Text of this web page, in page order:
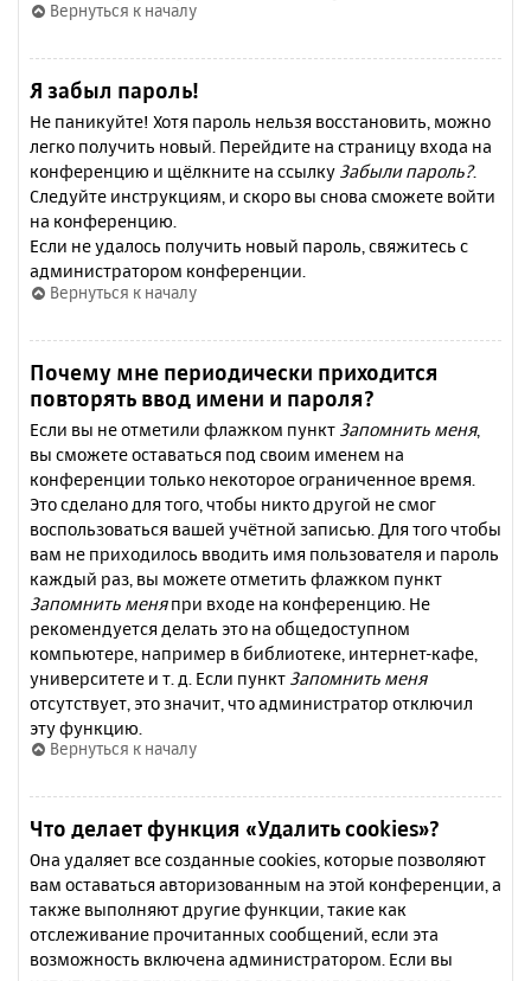
Вернуться к началу
Я забыл пароль!
Не паникуйте! Хотя пароль нельзя восстановить, можно
легко получить новый. Перейдите на страницу входа на
конференцию и щёлкните на ссылку Забыли пароль?.
Следуйте инструкциям, и скоро вы снова сможете войти
на конференцию.
Если не удалось получить новый пароль, свяжитесь с
администратором конференции.
Вернуться к началу
Почему мне периодически приходится
повторять ввод имени и пароля?
Если вы не отметили флажком пункт Запомнить меня,
вы сможете оставаться под своим именем на
конференции только некоторое ограниченное время.
Это сделано для того, чтобы никто другой не смог
воспользоваться вашей учётной записью. Для того чтобы
вам не приходилось вводить имя пользователя и пароль
каждый раз, вы можете отметить флажком пункт
Запомнить меняпри входе на конференцию. Не
рекомендуется делать это на общедоступном
компьютере, например в библиотеке, интернет-кафе,
университете и т. д. Если пункт Запомнить меня
отсутствует, это значит, что администратор отключил
эту функцию.
Вернуться к началу
Что делает функция «Удалить cookies»?
Она удаляет все созданные cookies, которые позволяют
вам оставаться авторизованным на этой конференции, а
также выполняют другие функции, такие как
отслеживание прочитанных сообщений, если эта
возможность включена администратором. Если вы